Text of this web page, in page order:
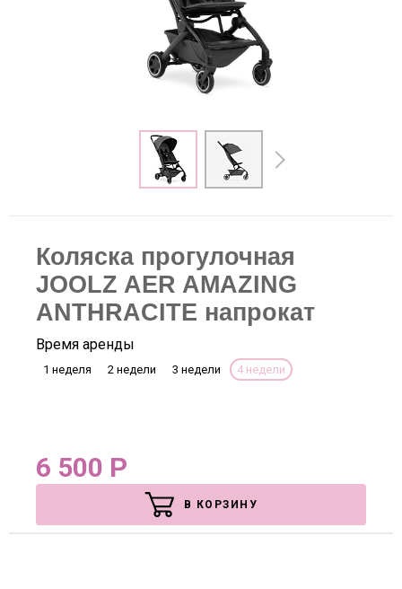
Коляска прогулочная
JOOLZ AER AMAZING
ANTHRACITE напрокат
Время аренды
1 неделя 2 недели 3 недели 4 недели
6 500 Р
В КОРЗИНУ